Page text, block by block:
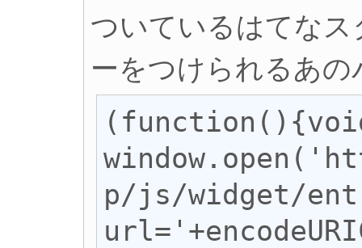
ついているはてな
ーをつけられるあ
p/js/widget/